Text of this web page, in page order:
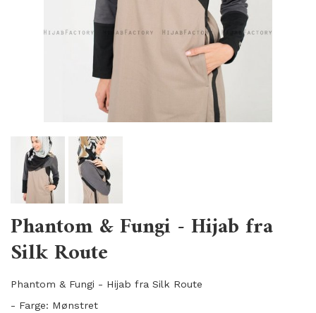
Phantom & Fungi - Hijab fra
Silk Route
Phantom & Fungi - Hijab fra Silk Route
- Farge: Mønstret